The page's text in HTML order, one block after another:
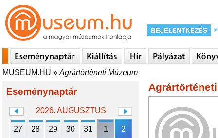
MUSEUM.HU » Agrártörténeti Múzeum
Eseménynaptár
2026. AUGUSZTUS
27 28 29 30 31 1 2